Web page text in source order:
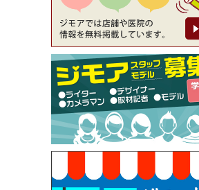
【ジモア限定②】初回割引 特
00円⇒1,100円（メンズ専門
ckle（ミックル））
[有効期限]2026年9月30日
【ジモア限定特典①】まつ毛
50円（Premiere（プルミエ
[有効期限]2026年9月30日
焼き餃子 一皿サービス（餃
早稲田店）
[有効期限]2026年9月30日